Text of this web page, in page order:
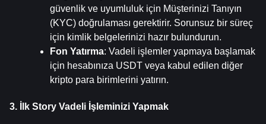
güvenlik ve uyumluluk için Müşterinizi Tanıyın
(KYC) doğrulaması gerektirir. Sorunsuz bir süreç
için kimlik belgelerinizi hazır bulundurun.
Fon Yatırma: Vadeli işlemler yapmaya başlamak
için hesabınıza USDT veya kabul edilen diğer
kripto para birimlerini yatırın.
3. İlk Story Vadeli İşleminizi Yapmak